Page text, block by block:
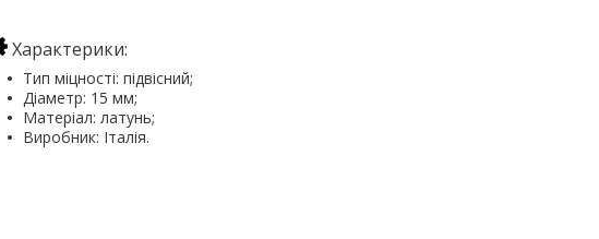
Характерики:
Тип міцності: підвісний;
Діаметр: 15 мм;
Матеріал: латунь;
Виробник: Італія.